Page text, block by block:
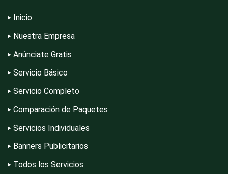
Compresores de aire
Computadoras
Inicio
Nuestra Empresa
Anúnciate Gratis
Servicio Básico
Servicio Completo
Comparación de Paquetes
Servicios Individuales
Banners Publicitarios
Todos los Servicios